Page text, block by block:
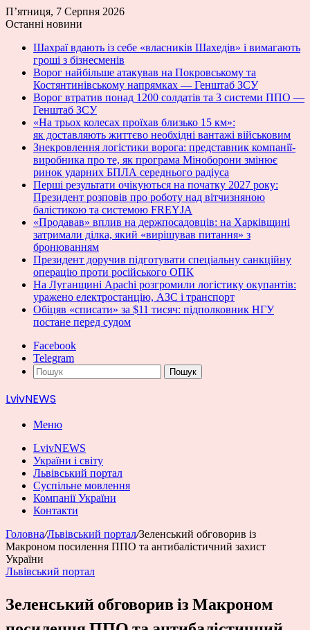
П’ятниця, 7 Серпня 2026
Останні новини
Шахраї вдають із себе «власників Шахедів» і вимагають
гроші з бізнесменів
Ворог найбільше атакував на Покровському та
Костянтинівському напрямках — Генштаб ЗСУ
Ворог втратив понад 1200 солдатів та 3 системи ППО —
Генштаб ЗСУ
«На трьох колесах проїхав близько 15 км»:
як доставляють життєво необхідні вантажі військовим
Знекровлення логістики ворога: представник компанії-
виробника про те, як програма Міноборони змінює
ринок ударних БПЛА середнього радіуса
Перші результати очікуються на початку 2027 року:
Президент розповів про роботу над вітчизняною
балістикою та системою FREYJA
«Продавав» вплив на держпосадовців: на Харківщині
затримали ділка, який «вирішував питання» з
бронюванням
Президент доручив підготувати спеціальну санкційну
операцію проти російського ОПК
На Луганщині Apachi розгромили логістику окупантів:
уражено електростанцію, АЗС і транспорт
Обіцяв «списати» за $11 тисяч: підполковник НГУ
постане перед судом
Facebook
Telegram
Пошук
LvivNEWS
Меню
LvivNEWS
України і світу
Львівський портал
Суспільне мовлення
Компанії України
Контакти
Головна/Львівський портал/Зеленський обговорив із
Макроном посилення ППО та антибалістичний захист
України
Львівський портал
Зеленський обговорив із Макроном